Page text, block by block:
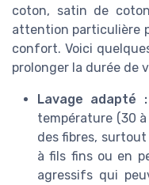
coton, satin de
attention particulière
confort. Voici
prolonger la durée de
Lavage adapté :
température (30
des fibres,
à fils fins ou en
agressifs qui